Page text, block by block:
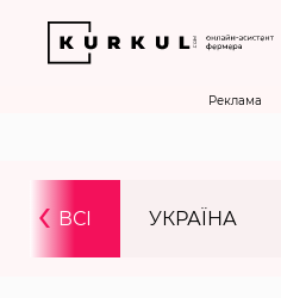
Реклама
ВСІ УКРАЇНА
‹